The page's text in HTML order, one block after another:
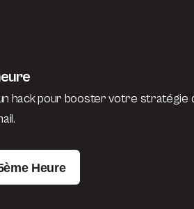
hack pour booster votre stratégie
Heure